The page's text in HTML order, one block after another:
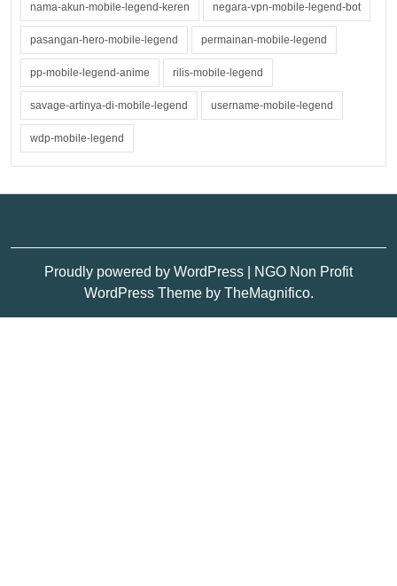
nama-akun-mobile-legend-keren negara-vpn-mobile-legend-bot
pasangan-hero-mobile-legend permainan-mobile-legend
pp-mobile-legend-anime rilis-mobile-legend
savage-artinya-di-mobile-legend username-mobile-legend
wdp-mobile-legend
Proudly powered by WordPress
NGO Non Profit
WordPress Theme by TheMagnifico.